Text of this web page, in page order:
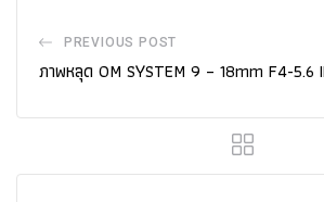
PREVIOUS POST
ภาพหลุด OM SYSTEM 9 – 18mm F4-5.6